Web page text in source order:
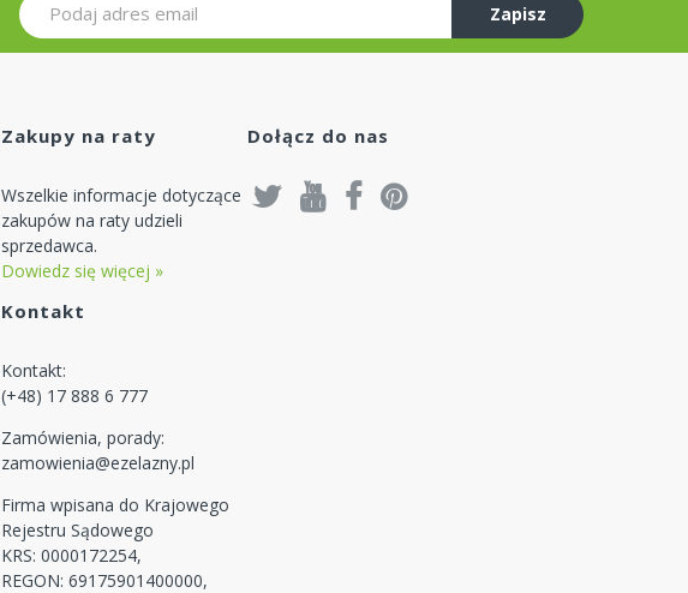
Zapisz
się
Zakupy na raty
Wszelkie informacje dotyczące
zakupów na raty udzieli
sprzedawca.
Dowiedz się więcej »
Kontakt
Kontakt:
(+48) 17 888 6 777
Zamówienia, porady:
zamowienia@ezelazny.pl
Firma wpisana do Krajowego
Rejestru Sądowego
KRS: 0000172254,
REGON: 69175901400000,
Dołącz do nas